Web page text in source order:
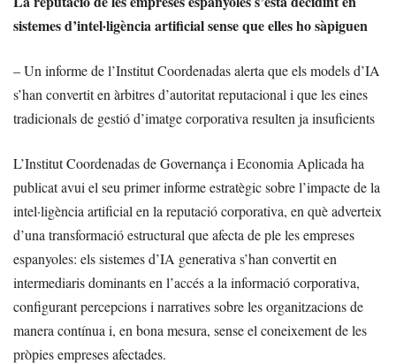
sistemes d’intel·ligència artificial sense que elles ho sàpiguen
– Un informe de l’Institut Coordenadas alerta que els models d’IA
s’han convertit en àrbitres d’autoritat reputacional i que les eines
tradicionals de gestió d’imatge corporativa resulten ja insuficients
L’Institut Coordenadas de Governança i Economia Aplicada ha
publicat avui el seu primer informe estratègic sobre l’impacte de la
intel·ligència artificial en la reputació corporativa, en què adverteix
d’una transformació estructural que afecta de ple les empreses
espanyoles: els sistemes d’IA generativa s’han convertit en
intermediaris dominants en l’accés a la informació corporativa,
configurant percepcions i narratives sobre les organitzacions de
manera contínua i, en bona mesura, sense el coneixement de les
pròpies empreses afectades.